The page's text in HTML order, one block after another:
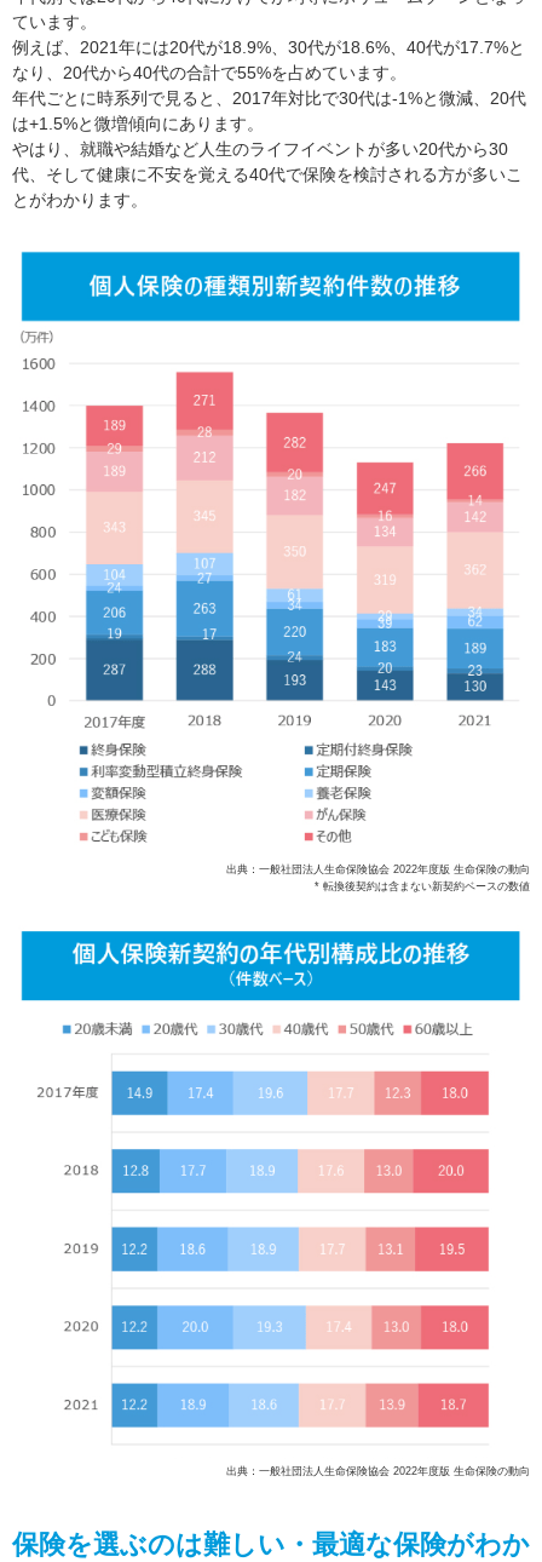
ています。
例えば、2021年には20代が18.9%、30代が18.6%、40代が17.7%と
なり、20代から40代の合計で55%を占めています。
年代ごとに時系列で見ると、2017年対比で30代は-1%と微減、20代
は+1.5%と微増傾向にあります。
やはり、就職や結婚など人生のライフイベントが多い20代から30
代、そして健康に不安を覚える40代で保険を検討される方が多いこ
とがわかります。
出典：一般社団法人生命保険協会 2022年度版 生命保険の動向
* 転換後契約は含まない新契約ベースの数値
出典：一般社団法人生命保険協会 2022年度版 生命保険の動向
保険を選ぶのは難しい・最適な保険がわか